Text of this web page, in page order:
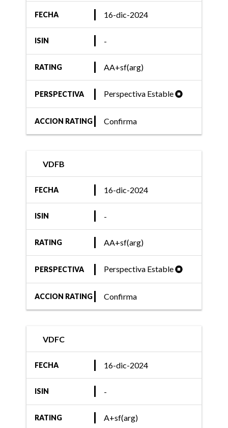
FECHA 16-dic-2024
ISIN -
RATING AA+sf(arg)
PERSPECTIVA Perspectiva Estable
ACCION RATING Confirma
VDFB
FECHA 16-dic-2024
ISIN -
RATING AA+sf(arg)
PERSPECTIVA Perspectiva Estable
ACCION RATING Confirma
VDFC
FECHA 16-dic-2024
ISIN -
RATING A+sf(arg)